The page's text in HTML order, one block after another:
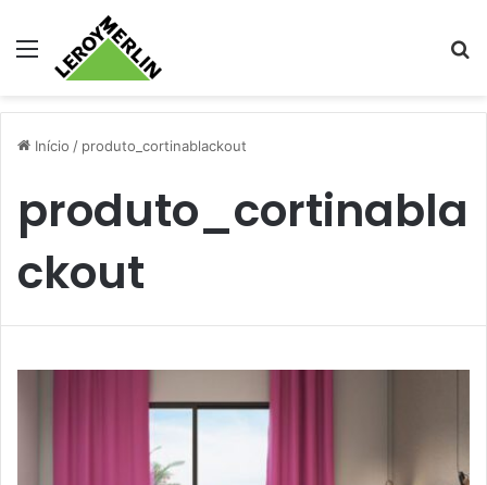
Menu
Início / produto_cortinablackout
produto_cortinabla
ckout